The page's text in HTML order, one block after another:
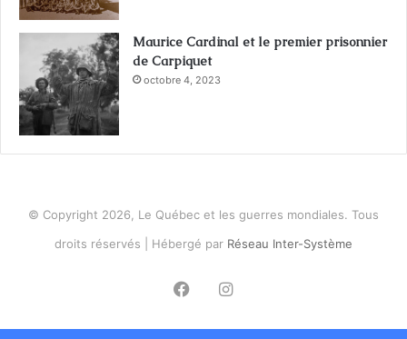
Maurice Cardinal et le premier prisonnier
de Carpiquet
octobre 4, 2023
© Copyright 2026, Le Québec et les guerres mondiales. Tous
droits réservés | Hébergé par Réseau Inter-Système
FacebookInstagram